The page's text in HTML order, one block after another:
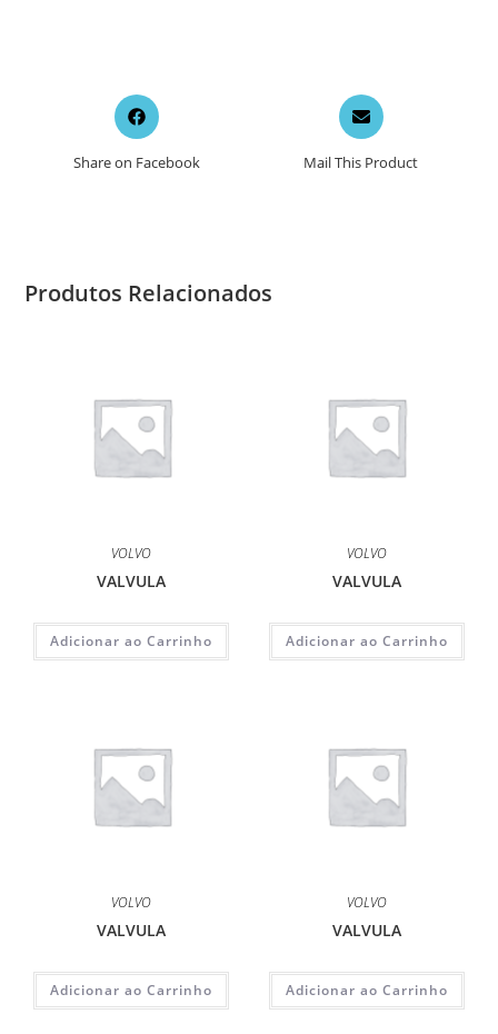
Opens
in
new
Share on Facebook
Opens
in
a
new
Mail This Product
Produtos Relacionados
VOLVO
VALVULA
Adicionar ao Carrinho
VOLVO
VALVULA
Adicionar ao Carrinho
VOLVO
VALVULA
Adicionar ao Carrinho
VOLVO
VALVULA
Adicionar ao Carrinho